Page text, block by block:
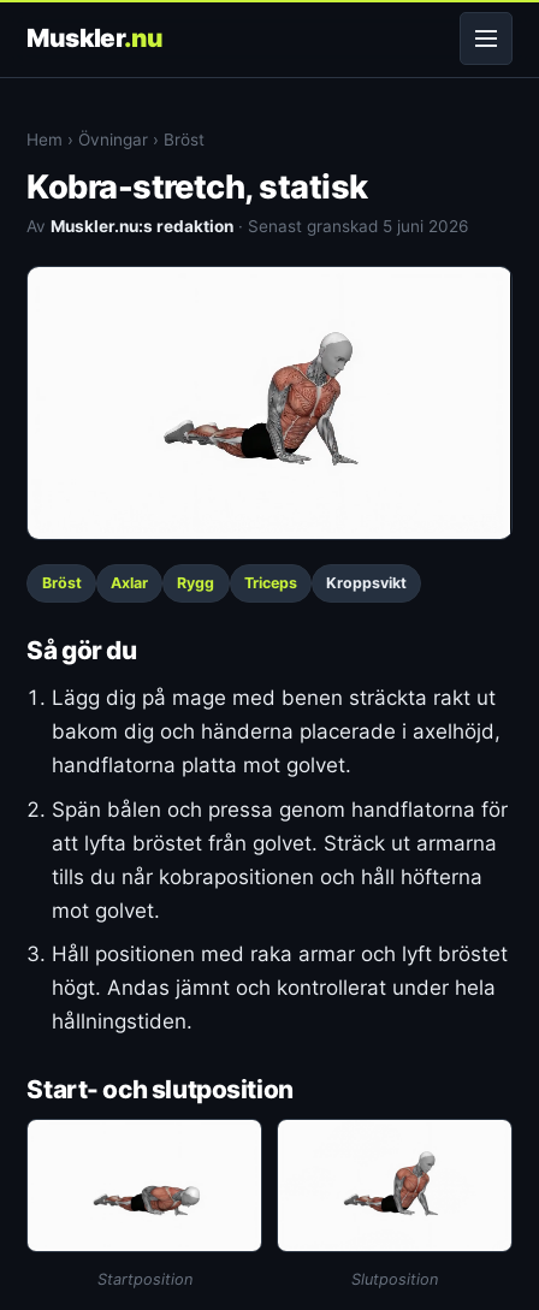
Muskler.nu
Hem › Övningar › Bröst
Kobra-stretch, statisk
AvMuskler.nu:s redaktion · Senast granskad 5 juni 2026
Bröst Axlar Rygg Triceps Kroppsvikt
Så gör du
Lägg dig på mage med benen sträckta rakt ut
bakom dig och händerna placerade i axelhöjd,
handflatorna platta mot golvet.
Spän bålen och pressa genom handflatorna för
att lyfta bröstet från golvet. Sträck ut armarna
tills du når kobrapositionen och håll höfterna
mot golvet.
Håll positionen med raka armar och lyft bröstet
högt. Andas jämnt och kontrollerat under hela
hållningstiden.
Start- och slutposition
Startposition Slutposition